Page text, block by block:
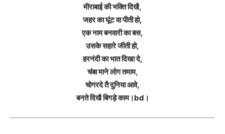
मीराबाई की भक्ति दिखै,
जहर का घूंट वा पीती हो,
एक नाम बनवारी का बस,
उसके सहारे जीती हो,
हरनंदी का भात दिखा दे,
चंबा माने लोग तमाम,
चोगरदे तै दुनिया आवे,
बनते दिखै बिगड़े काम।bd।